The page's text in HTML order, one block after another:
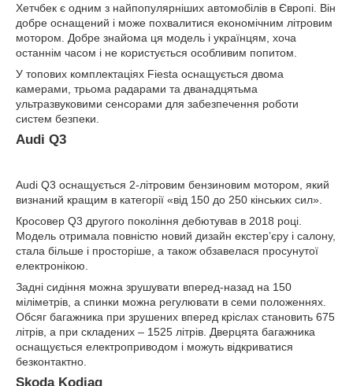
Хетчбек є одним з найпопулярніших автомобілів в Європі. Він
добре оснащений і може похвалитися економічним літровим
мотором. Добре знайома ця модель і українцям, хоча
останнім часом і не користується особливим попитом.
У топових комплектаціях Fiesta оснащується двома
камерами, трьома радарами та дванадцятьма
ультразвуковими сенсорами для забезпечення роботи
систем безпеки.
Audi Q3
Audi Q3 оснащується 2-літровим бензиновим мотором, який
визнаний кращим в категорії «від 150 до 250 кінських сил».
Кросовер Q3 другого покоління дебютував в 2018 році.
Модель отримала повністю новий дизайн екстер’єру і салону,
стала більше і просторіше, а також обзавелася просунутої
електронікою.
Задні сидіння можна зрушувати вперед-назад на 150
міліметрів, а спинки можна регулювати в семи положеннях.
Обсяг багажника при зрушених вперед кріслах становить 675
літрів, а при складених – 1525 літрів. Дверцята багажника
оснащується електроприводом і можуть відкриватися
безконтактно.
Skoda Kodiaq